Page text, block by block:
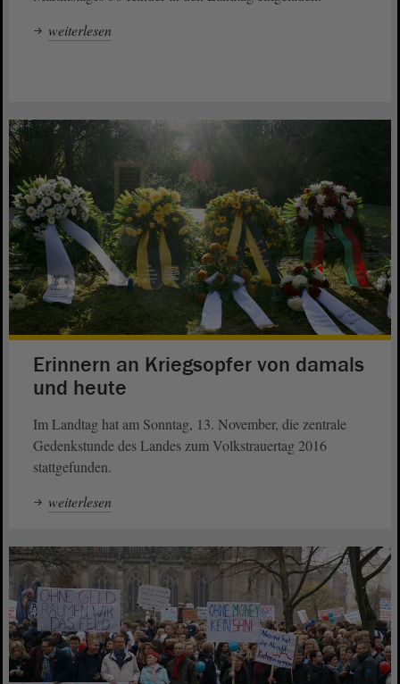
weiterlesen
Erinnern an Kriegsopfer von damals
und heute
Im Landtag hat am Sonntag, 13. November, die zentrale
Gedenkstunde des Landes zum Volkstrauertag 2016
stattgefunden.
weiterlesen